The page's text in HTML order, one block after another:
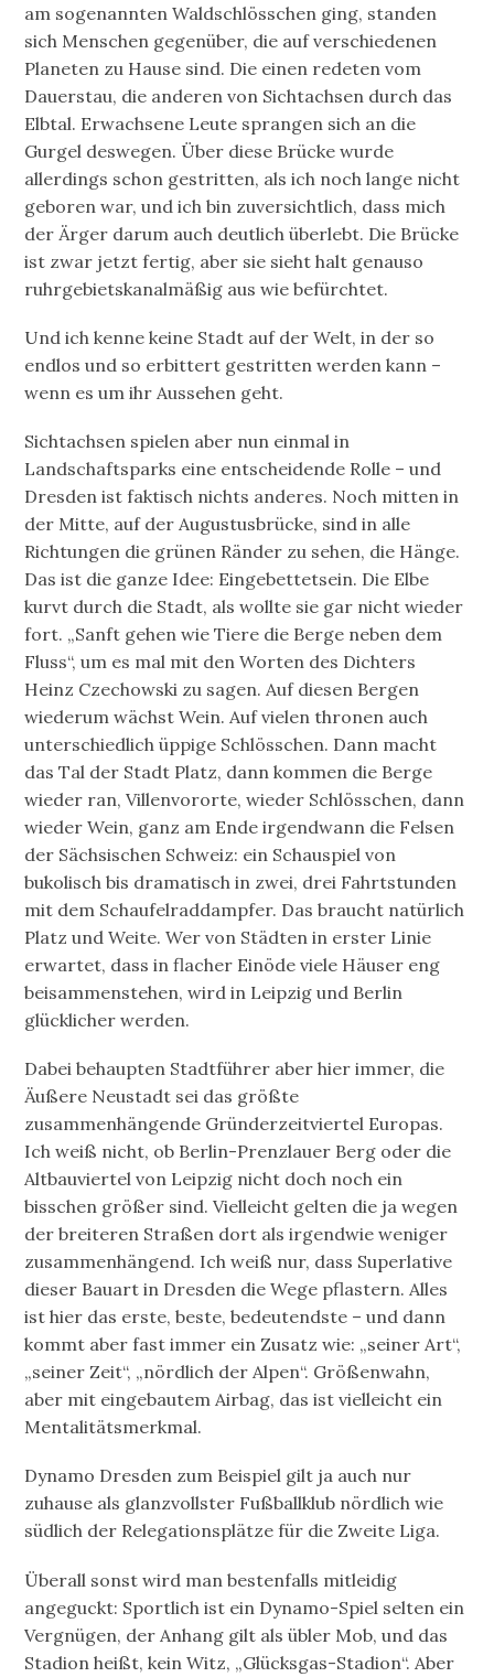
am sogenannten Waldschlösschen ging, standen
sich Menschen gegenüber, die auf verschiedenen
Planeten zu Hause sind. Die einen redeten vom
Dauerstau, die anderen von Sichtachsen durch das
Elbtal. Erwachsene Leute sprangen sich an die
Gurgel deswegen. Über diese Brücke wurde
allerdings schon gestritten, als ich noch lange nicht
geboren war, und ich bin zuversichtlich, dass mich
der Ärger darum auch deutlich überlebt. Die Brücke
ist zwar jetzt fertig, aber sie sieht halt genauso
ruhrgebietskanalmäßig aus wie befürchtet.
Und ich kenne keine Stadt auf der Welt, in der so
endlos und so erbittert gestritten werden kann –
wenn es um ihr Aussehen geht.
Sichtachsen spielen aber nun einmal in
Landschaftsparks eine entscheidende Rolle – und
Dresden ist faktisch nichts anderes. Noch mitten in
der Mitte, auf der Augustusbrücke, sind in alle
Richtungen die grünen Ränder zu sehen, die Hänge.
Das ist die ganze Idee: Eingebettetsein. Die Elbe
kurvt durch die Stadt, als wollte sie gar nicht wieder
fort. „Sanft gehen wie Tiere die Berge neben dem
Fluss“, um es mal mit den Worten des Dichters
Heinz Czechowski zu sagen. Auf diesen Bergen
wiederum wächst Wein. Auf vielen thronen auch
unterschiedlich üppige Schlösschen. Dann macht
das Tal der Stadt Platz, dann kommen die Berge
wieder ran, Villenvororte, wieder Schlösschen, dann
wieder Wein, ganz am Ende irgendwann die Felsen
der Sächsischen Schweiz: ein Schauspiel von
bukolisch bis dramatisch in zwei, drei Fahrtstunden
mit dem Schaufelraddampfer. Das braucht natürlich
Platz und Weite. Wer von Städten in erster Linie
erwartet, dass in flacher Einöde viele Häuser eng
beisammenstehen, wird in Leipzig und Berlin
glücklicher werden.
Dabei behaupten Stadtführer aber hier immer, die
Äußere Neustadt sei das größte
zusammenhängende Gründerzeitviertel Europas.
Ich weiß nicht, ob Berlin-Prenzlauer Berg oder die
Altbauviertel von Leipzig nicht doch noch ein
bisschen größer sind. Vielleicht gelten die ja wegen
der breiteren Straßen dort als irgendwie weniger
zusammenhängend. Ich weiß nur, dass Superlative
dieser Bauart in Dresden die Wege pflastern. Alles
ist hier das erste, beste, bedeutendste – und dann
kommt aber fast immer ein Zusatz wie: „seiner Art“,
„seiner Zeit“, „nördlich der Alpen“. Größenwahn,
aber mit eingebautem Airbag, das ist vielleicht ein
Mentalitätsmerkmal.
Dynamo Dresden zum Beispiel gilt ja auch nur
zuhause als glanzvollster Fußballklub nördlich wie
südlich der Relegationsplätze für die Zweite Liga.
Überall sonst wird man bestenfalls mitleidig
angeguckt: Sportlich ist ein Dynamo-Spiel selten ein
Vergnügen, der Anhang gilt als übler Mob, und das
Stadion heißt, kein Witz, „Glücksgas-Stadion“. Aber